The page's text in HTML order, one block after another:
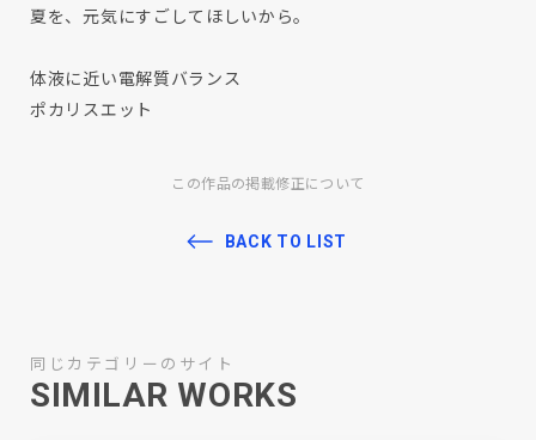
夏を、元気にすごしてほしいから。
体液に近い電解質バランス
ポカリスエット
この作品の掲載修正について
BACK TO LIST
同じカテゴリーのサイト
SIMILAR WORKS